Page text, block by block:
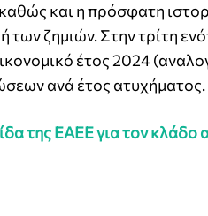
και η πρόσφατη
ζημιών. Στην τρίτη
έτος 2024
ανά έτος ατυχήματος.
της ΕΑΕΕ για τον κλάδο